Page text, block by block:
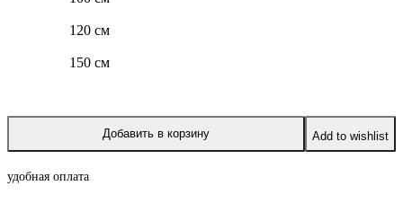
120 см
150 см
Добавить в корзину Add to wishlist
удобная оплата